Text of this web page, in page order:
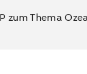
zum Thema